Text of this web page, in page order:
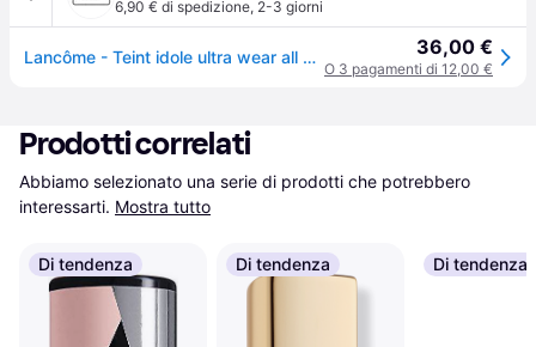
6,90 € di spedizione, 2-3 giorni
Lancôme - Teint idole ultra wear all over concealer - 14ml - Beige 36,00 €
O 3 pagamenti di 12,00 €
Prodotti correlati
Abbiamo selezionato una serie di prodotti che potrebbero
interessarti. Mostra tutto
Di tendenza Di tendenza Di tendenza